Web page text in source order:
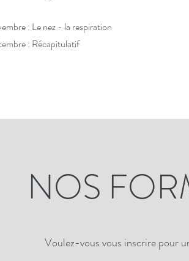
: Le nez - la respiration
: Récapitulatif
NOS
Voulez-vous vous inscrire pour